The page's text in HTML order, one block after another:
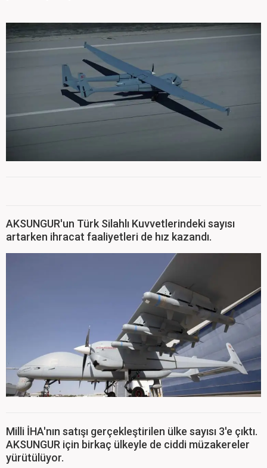
AKSUNGUR'un Türk Silahlı Kuvvetlerindeki sayısı
artarken ihracat faaliyetleri de hız kazandı.
Milli İHA'nın satışı gerçekleştirilen ülke sayısı 3'e çıktı.
AKSUNGUR için birkaç ülkeyle de ciddi müzakereler
yürütülüyor.